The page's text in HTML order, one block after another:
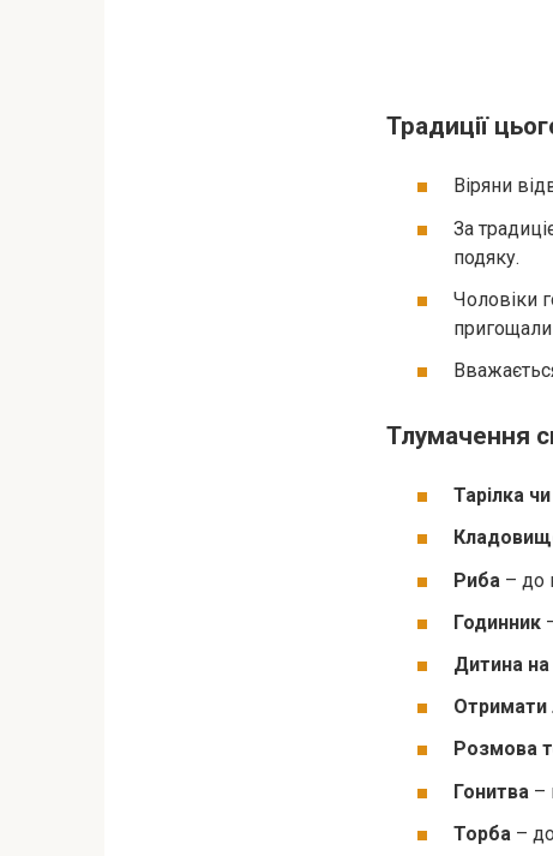
Традиції
Віряни
За
подяку.
Чоловіки
Тлумачення
Тарілка
Риба – до
Годинник
Дитина на
Отримати
Розмова
Гонитва –
Торба –